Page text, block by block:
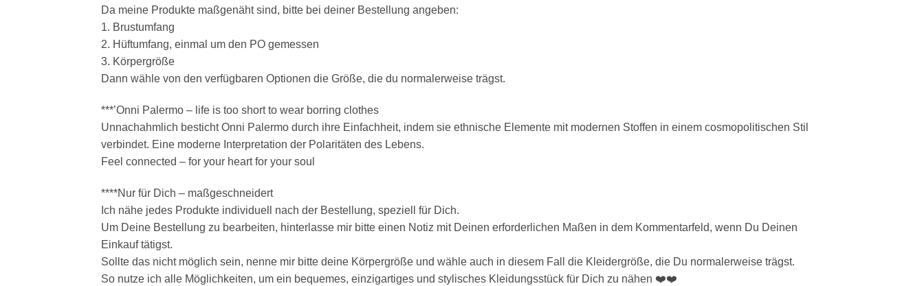
Da meine Produkte maßgenäht sind, bitte bei deiner Bestellung angeben:
1. Brustumfang
2. Hüftumfang, einmal um den PO gemessen
3. Körpergröße
Dann wähle von den verfügbaren Optionen die Größe, die du normalerweise trägst.
***’Onni Palermo – life is too short to wear borring clothes
Unnachahmlich besticht Onni Palermo durch ihre Einfachheit, indem sie ethnische Elemente mit modernen Stoffen in einem cosmopolitischen Stil
verbindet. Eine moderne Interpretation der Polaritäten des Lebens.
Feel connected – for your heart for your soul
****Nur für Dich – maßgeschneidert
Ich nähe jedes Produkte individuell nach der Bestellung, speziell für Dich.
Um Deine Bestellung zu bearbeiten, hinterlasse mir bitte einen Notiz mit Deinen erforderlichen Maßen in dem Kommentarfeld, wenn Du Deinen
Einkauf tätigst.
Sollte das nicht möglich sein, nenne mir bitte deine Körpergröße und wähle auch in diesem Fall die Kleidergröße, die Du normalerweise trägst.
So nutze ich alle Möglichkeiten, um ein bequemes, einzigartiges und stylisches Kleidungsstück für Dich zu nähen ❤️❤️